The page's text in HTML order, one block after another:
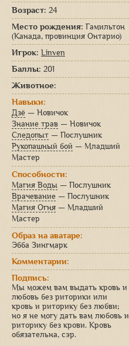
Возраст: 24
Место рождения: Гамильтон
(Канада, провинция Онтарио)
Игрок: Linven
Баллы: 201
Животное:
Навыки:
Дзё — Новичок
Знание трав — Новичок
Следопыт — Послушник
Рукопашный бой — Младший
Мастер
Способности:
Магия Воды — Послушник
Врачевание — Послушник
Магия Огня — Младший
Мастер
Образ на аватаре:
Эбба Зингмарк
Комментарии:
Подпись:
Мы можем вам выдать кровь и
любовь без риторики или
кровь и риторику без любви;
но я не могу дать вам любовь и
риторику без крови. Кровь
обязательна, сэр.